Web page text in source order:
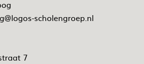
scholengroep.nl
7